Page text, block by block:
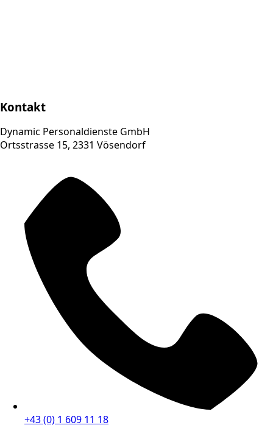
Kontakt
Dynamic Personaldienste GmbH
Ortsstrasse 15, 2331 Vösendorf
+43 (0) 1 609 11 18